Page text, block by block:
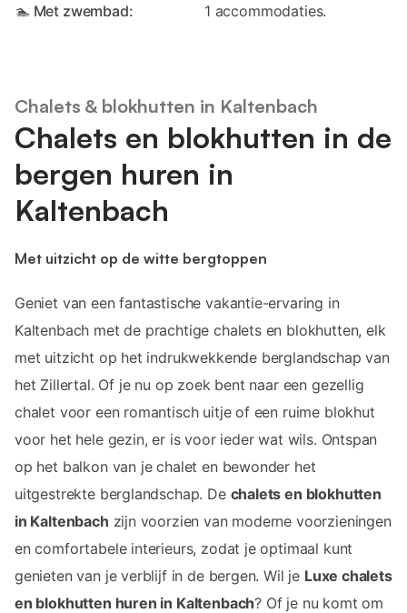
🏊 Met zwembad: 1 accommodaties.
Chalets & blokhutten in Kaltenbach
Chalets en blokhutten in de
bergen huren in
Kaltenbach
Met uitzicht op de witte bergtoppen
Geniet van een fantastische vakantie-ervaring in
Kaltenbach met de prachtige chalets en blokhutten, elk
met uitzicht op het indrukwekkende berglandschap van
het Zillertal. Of je nu op zoek bent naar een gezellig
chalet voor een romantisch uitje of een ruime blokhut
voor het hele gezin, er is voor ieder wat wils. Ontspan
op het balkon van je chalet en bewonder het
uitgestrekte berglandschap. De chalets en blokhutten
in Kaltenbach zijn voorzien van moderne voorzieningen
en comfortabele interieurs, zodat je optimaal kunt
genieten van je verblijf in de bergen. Wil je Luxe chalets
en blokhutten huren in Kaltenbach? Of je nu komt om